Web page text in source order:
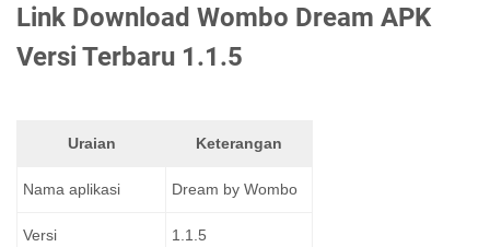
Link Download Wombo Dream APK
Versi Terbaru 1.1.5
Uraian Keterangan
Nama aplikasi Dream by Wombo
Versi 1.1.5